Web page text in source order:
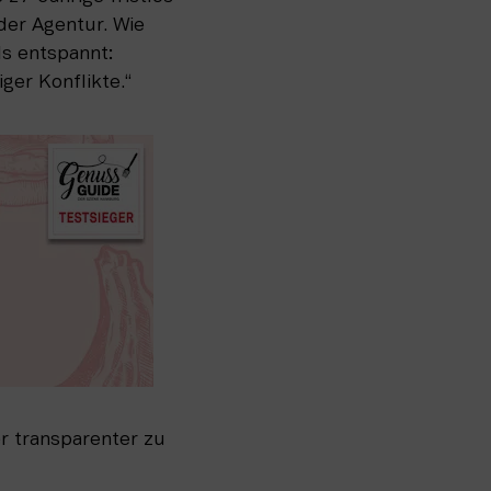
Agentur. Wie
entspannt:
Konflikte.“
transparenter zu